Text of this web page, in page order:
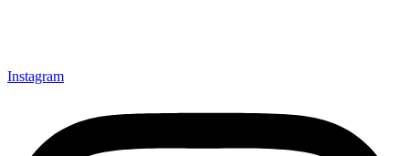
Instagram